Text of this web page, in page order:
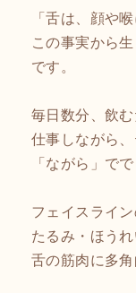
「舌は、顔や
この事実から
です。
毎日数分、飲む
仕事しながら、
「ながら」で
フェイスライン
たるみ・ほう
舌の筋肉に多角